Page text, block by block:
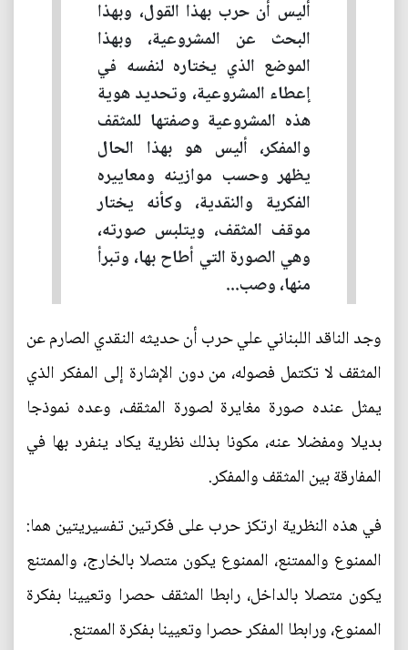
أليس أن حرب بهذا القول، وبهذا
البحث عن المشروعية، وبهذا
الموضع الذي يختاره لنفسه في
إعطاء المشروعية، وتحديد هوية
هذه المشروعية وصفتها للمثقف
والمفكر، أليس هو بهذا الحال
يظهر وحسب موازينه ومعاييره
الفكرية والنقدية، وكأنه يختار
موقف المثقف، ويتلبس صورته،
وهي الصورة التي أطاح بها، وتبرأ
منها، وصب...
وجد الناقد اللبناني علي حرب أن حديثه النقدي الصارم عن
المثقف لا تكتمل فصوله، من دون الإشارة إلى المفكر الذي
يمثل عنده صورة مغايرة لصورة المثقف، وعده نموذجا
بديلا ومفضلا عنه، مكونا بذلك نظرية يكاد ينفرد بها في
المفارقة بين المثقف والمفكر.
في هذه النظرية ارتكز حرب على فكرتين تفسيريتين هما:
الممنوع والممتنع، الممنوع يكون متصلا بالخارج، والممتنع
يكون متصلا بالداخل، رابطا المثقف حصرا وتعيينا بفكرة
الممنوع، ورابطا المفكر حصرا وتعيينا بفكرة الممتنع.